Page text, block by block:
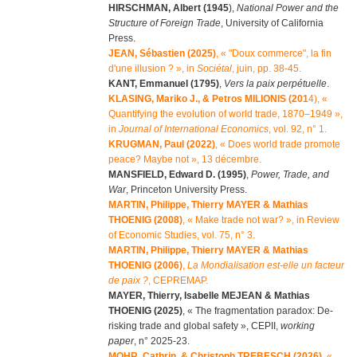
HIRSCHMAN, Albert (1945), National Power and the
Structure of Foreign Trade, University of California
Press.
JEAN, Sébastien (2025), « "Doux commerce", la fin
d'une illusion ? », in Sociétal, juin, pp. 38-45.
KANT, Emmanuel (1795), Vers la paix perpétuelle.
KLASING, Mariko J., & Petros MILIONIS (2014), «
Quantifying the evolution of world trade, 1870–1949 »,
in Journal of International Economics, vol. 92, n° 1.
KRUGMAN, Paul (2022), « Does world trade promote
peace? Maybe not », 13 décembre.
MANSFIELD, Edward D. (1995), Power, Trade, and
War, Princeton University Press.
MARTIN, Philippe, Thierry MAYER & Mathias
THOENIG (2008), « Make trade not war? », in Review
of Economic Studies, vol. 75, n° 3.
MARTIN, Philippe, Thierry MAYER & Mathias
THOENIG (2006), La Mondialisation est-elle un facteur
de paix ?, CEPREMAP.
MAYER, Thierry, Isabelle MEJEAN & Mathias
THOENIG (2025), « The fragmentation paradox: De-
risking trade and global safety », CEPII, working
paper, n° 2025-23.